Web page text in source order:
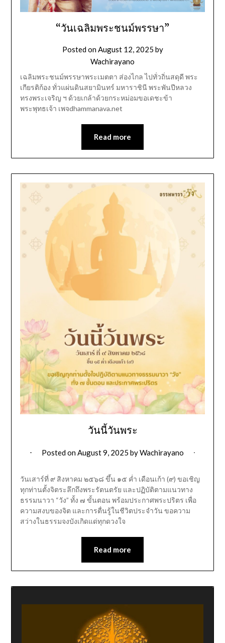
“วันเฉลิมพระชนม์พรรษา”
Posted onAugust 12, 2025 by
Wachirayano
เฉลิมพระชนม์พรรษาพระเมตตา ส่องไกล ไปทั่วถิ่นสดุดี พระ
เกียรติก้อง ทั่วแผ่นดินสยามินทร์ มหาราชินี พระพันปีหลวง
ทรงพระเจริญ ฯ ด้วยเกล้าด้วยกระหม่อมขอเดชะข้า
พระพุทธเจ้า เพจdhammanava.net
Read more
วันนี้วันพระ
Posted onAugust 9, 2025 byWachirayano
วันเสาร์ที่ ๙ สิงหาคม ๒๕๖๘ ขึ้น ๑๕ ค่ำ เดือนเก้า (๙) ขอเชิญ
ทุกท่านตั้งจิตระลึกถึงพระรัตนตรัย และปฏิบัติตามแนวทาง
ธรรมนาวา “วัง” ทั้ง ๗ ขั้นตอน พร้อมประกาศพระปริตร เพื่อ
ความสงบของจิต และการตื่นรู้ในชีวิตประจำวัน ขอความ
สว่างในธรรมจงบังเกิดแด่ทุกดวงใจ
Read more